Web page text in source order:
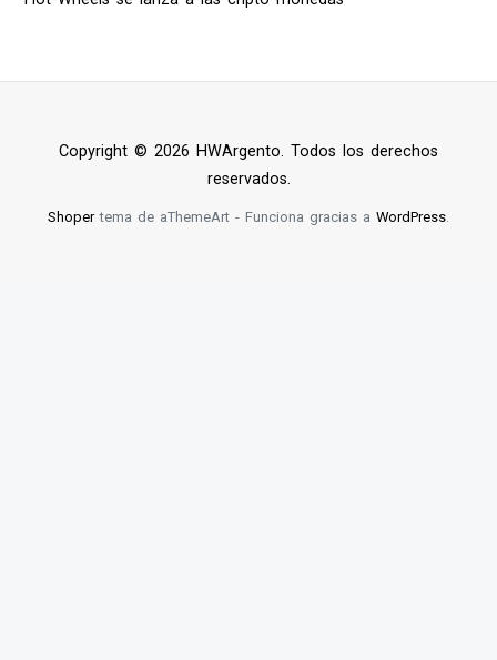
Copyright © 2026 HWArgento. Todos los derechos
reservados.
Shopertema de aThemeArt - Funciona gracias a WordPress.